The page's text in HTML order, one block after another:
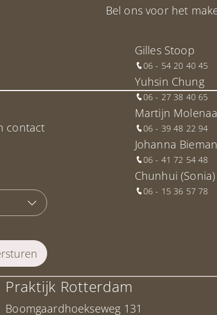
contact
Bel ons voor het
Gilles Stoop
06 - 54 20 40 45
Yuhsin Chung
06 - 27 38 40 65
Martijn
06 - 39 48 22 94
Johanna
06 - 41 72 54 48
Chunhui
06 - 15 36 57 78
Praktijk Rotterdam
Boomgaardhoekseweg 131